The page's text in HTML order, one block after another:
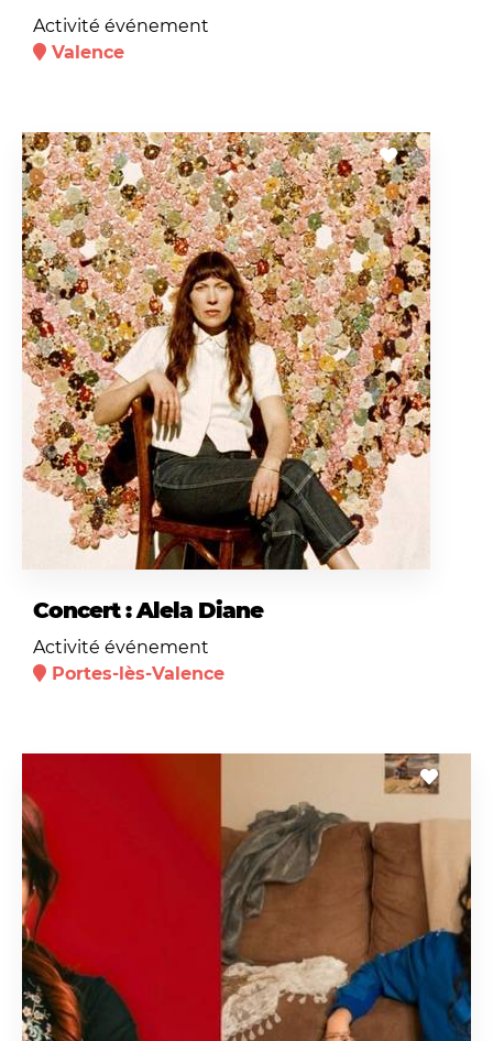
Activité événement
Valence
Concert : Alela Diane
Activité événement
Portes-lès-Valence